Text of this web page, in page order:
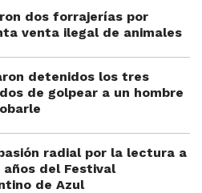
dos forrajerías por
venta ilegal de animales
detenidos los tres
de golpear a un hombre
radial por la lectura a
años del Festival
de Azul